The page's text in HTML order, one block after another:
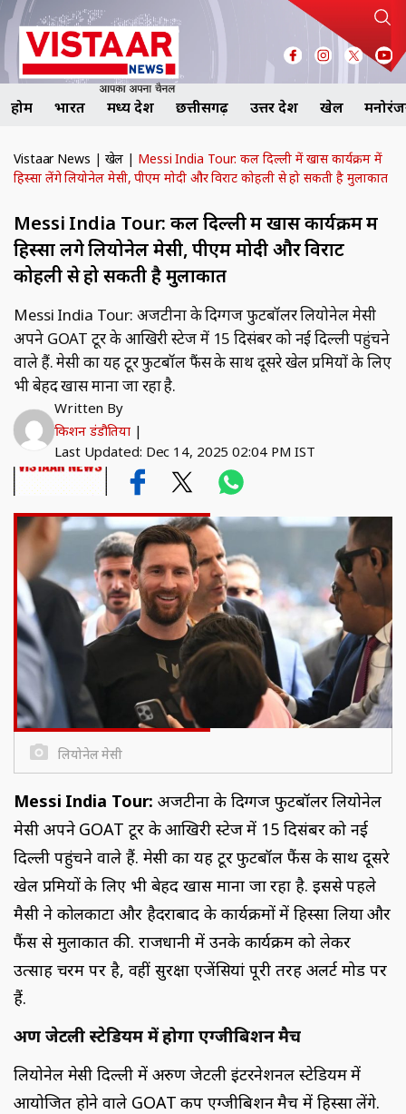
होम भारत मध्य प्रदेश छत्तीसगढ़ उत्तर प्रदेश खेल
Vistaar News | खेल | Messi India Tour: कल दिल्ली में खास कार्यक्रम में
हिस्सा लेंगे लियोनेल मेसी, पीएम मोदी और विराट कोहली से हो सकती है मुलाकात
Messi India Tour: कल दिल्ली में खास कार्यक्रम में
हिस्सा लेंगे लियोनेल मेसी, पीएम मोदी और विराट
कोहली से हो सकती है मुलाकात
Messi India Tour: अर्जेंटीना के दिग्गज फुटबॉलर लियोनेल मेसी
अपने GOAT टूर के आखिरी स्टेज में 15 दिसंबर को नई दिल्ली पहुंचने
वाले हैं. मेसी का यह टूर फुटबॉल फैंस के साथ दूसरे खेल प्रमियों के लिए
भी बेहद खास माना जा रहा है.
Written By
किशन डंडौतिया |
Last Updated: Dec 14, 2025 02:04 PM IST
लियोनेल मेसी
Messi India Tour:अर्जेंटीना के दिग्गज फुटबॉलर लियोनेल
मेसी अपने GOAT टूर के आखिरी स्टेज में 15 दिसंबर को नई
दिल्ली पहुंचने वाले हैं. मेसी का यह टूर फुटबॉल फैंस के साथ दूसरे
खेल प्रमियों के लिए भी बेहद खास माना जा रहा है. इससे पहले
मैसी ने कोलकाटा और हैदराबाद के कार्यक्रमों में हिस्सा लिया और
फैंस से मुलाकात की. राजधानी में उनके कार्यक्रम को लेकर
उत्साह चरम पर है, वहीं सुरक्षा एजेंसियां पूरी तरह अलर्ट मोड पर
हैं.
अरुण जेटली स्टेडियम में होगा एग्जीबिशन मैच
लियोनेल मेसी दिल्ली में अरुण जेटली इंटरनेशनल स्टेडियम में
आयोजित होने वाले GOAT कप एग्जीबिशन मैच में हिस्सा लेंगे.